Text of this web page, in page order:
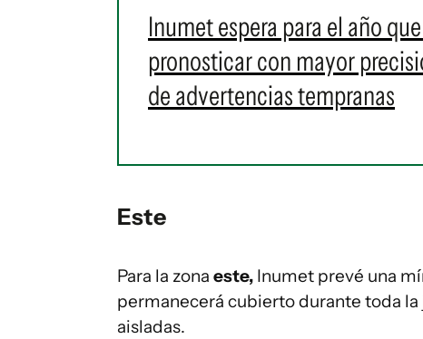
Inumet espera para el año
pronosticar con mayor
de advertencias tempranas
Este
Para la zona este, Inumet prevé una
permanecerá cubierto durante toda
aisladas.